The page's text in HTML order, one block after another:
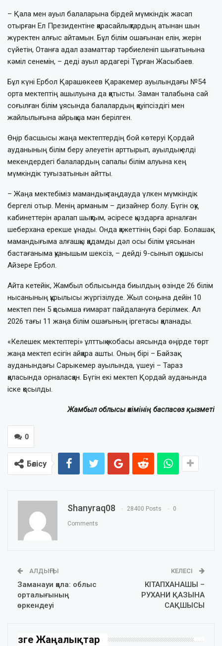
– Қала мен ауыл балаларына бірдей мүмкіндік жасап
отырған Ел Президентіне қарасайлықтардың атынан шын
жүректен алғыс айтамын. Бұл білім ошағынан елін, жерін
сүйетін, Отанға адал азаматтар тәрбиеленіп шығатынына
кәміл сенемін, – деді ауыл ардагері Тұрған Жасыбаев.
Бұл күні Ербол Қарашөкеев Қаракемер ауылындағы №54
орта мектептің ашылуына да қатысты. Заман талабына сай
соғылған білім ұясында балалардың қауіпсіздігі мен
жайлылығына айрықша мән берілген.
Өңір басшысы жаңа мектептердің бой көтеруі Қордай
ауданының білім беру әлеуетін арттырып, ауылдық елді
мекендердегі балалардың сапалы білім алуына кең
мүмкіндік туғызатынын айтты.
– Жаңа мектебіміз мамандық таңдауда үлкен мүмкіндік
бергелі отыр. Менің арманым – дизайнер болу. Бүгін оқу
кабинеттерін аралап шықтым, әсіресе қыздарға арналған
шеберхана ерекше ұнады. Онда қажеттінің бәрі бар. Болашақ
мамандығыма алғашқы қадамды дәл осы білім ұясынан
бастағаныма қуанышым шексіз, – дейді 9-сынып оқушысы
Айзере Ербол.
Айта кетейік, Жамбыл облысында биылдың өзінде 26 білім
нысанының құрылысы жүргізілуде. Жыл соңына дейін 10
мектеп пен 5 қосымша ғимарат пайдалануға берілмек. Ал
2026 тағы 11 жаңа білім ошағының іргетасы қаланады.
«Келешек мектептері» ұлттық жобасы аясында өңірде төрт
жаңа мектеп есігін айқара ашты. Оның бірі – Байзақ
ауданындағы Сарыкемер ауылында, үшеуі – Тараз
қаласында орналасқан. Бүгін екі мектеп Қордай ауданында
іске қосылды.
Жамбыл облысы әкімінің баспасөз қызметі
0
Бөлісу
Shanyraq08 28400 Posts 0
Comments
АЛДЫҢҒЫ
Заманауи қала: облыс
орталығының
өркендеуі
КЕЛЕСІ
КІТАПХАНАШЫ –
РУХАНИ ҚАЗЫНА
САҚШЫСЫ
Өзге Жаңалықтар